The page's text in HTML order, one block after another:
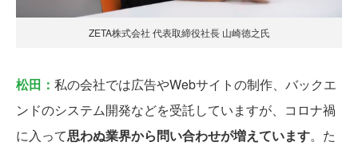
ZETA株式会社 代表取締役社長 山崎徳之氏
松田： 私の会社では広告やWebサイトの制作、バックエ
ンドのシステム開発などを受託していますが、コロナ禍
に入って思わぬ業界から問い合わせが増えています。た